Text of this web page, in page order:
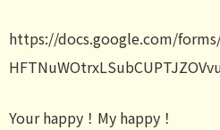
https://docs.google.com/
Your happy！My happy！